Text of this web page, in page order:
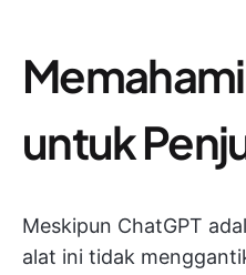
untuk
Meskipun ChatGPT
alat ini tidak